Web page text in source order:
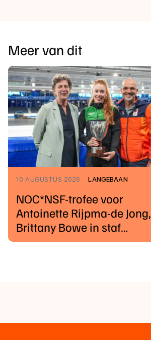
Meer van dit
10 AUGUSTUS 2026 LANGEBAAN
NOC*NSF-trofee voor
Antoinette Rijpma-de Jong,
Brittany Bowe in staf
Amerikaanse bond